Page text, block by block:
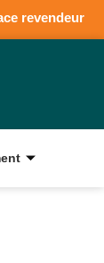
revendeur